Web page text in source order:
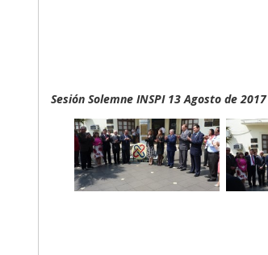
Sesión Solemne INSPI 13 Agosto de 2017